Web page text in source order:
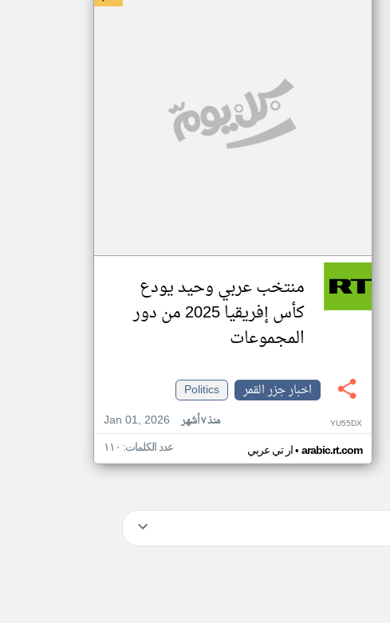
منتخب عربي وحيد يودع
كأس إفريقيا 2025 من دور
المجموعات
اخبار جزر القمر
Politics
Jan 01, 2026
منذ ٧ أشهر YU55DX
ار تي عربي• arabic.rt.com عدد الكلمات: ١١٠